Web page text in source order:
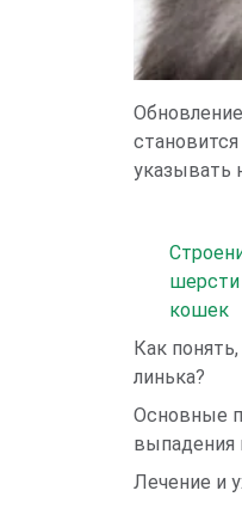
указывать
шерсти
кошек
Как
линька?
Основные
выпадения
Лечение и